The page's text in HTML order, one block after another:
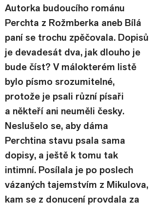
Autorka budoucího románu
Perchta z Rožmberka aneb Bílá
paní se trochu zpěčovala. Dopisů
je devadesát dva, jak dlouho je
bude číst? V málokterém listě
bylo písmo srozumitelné,
protože je psali různí písaři
a někteří ani neuměli česky.
Neslušelo se, aby dáma
Perchtina stavu psala sama
dopisy, a ještě k tomu tak
intimní. Posílala je po poslech
vázaných tajemstvím z Mikulova,
kam se z donucení provdala za